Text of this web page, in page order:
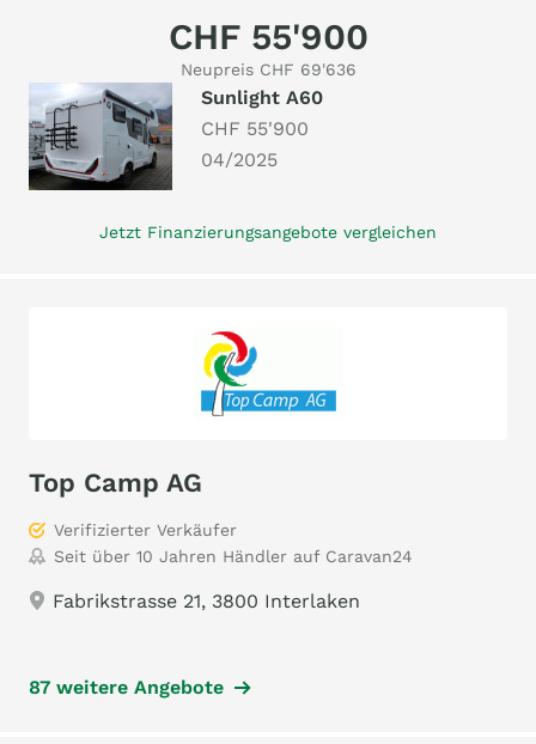
CHF 55'900
Neupreis CHF 69'636
Sunlight A60
CHF 55'900
04/2025
Jetzt Finanzierungsangebote vergleichen
Top Camp AG
Verifizierter Verkäufer
Seit über 10 Jahren Händler auf Caravan24
Fabrikstrasse 21, 3800 Interlaken
87 weitere Angebote